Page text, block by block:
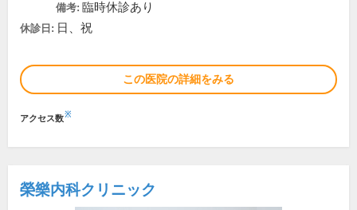
備考: 臨時休診あり
休診日: 日、祝
この医院の詳細をみる
アクセス数※
榮樂内科クリニック